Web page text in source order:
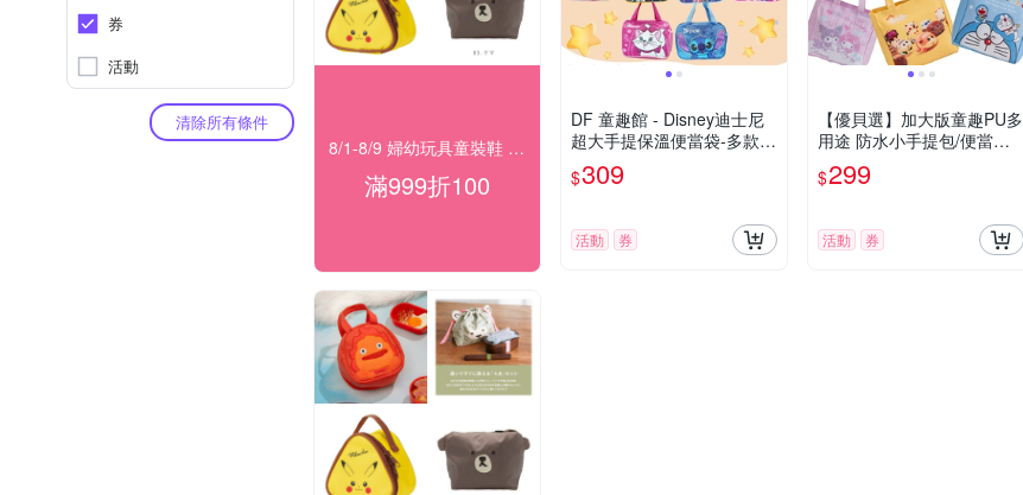
券
活動
清除所有條件
8/1-8/9 婦幼玩具童裝鞋 指定品滿999折100
滿999折100
DF 童趣館 - Disney迪士尼
超大手提保溫便當袋-多款可
選
$309
活動 券
【優貝選】加大版童趣PU多
用途 防水小手提包/便當袋/
午餐提包
$299
活動 券